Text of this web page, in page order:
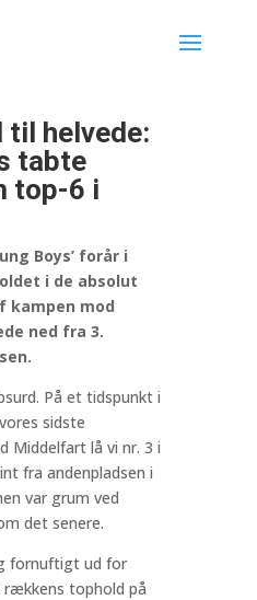
til helvede:
tabte
top-6 i
Boys’ forår i
i de absolut
kampen mod
ned fra 3.
På et tidspunkt i
sidste
Middelfart lå vi nr. 3 i
fra andenpladsen i
var grum ved
det senere.
fornuftigt ud for
tophold på